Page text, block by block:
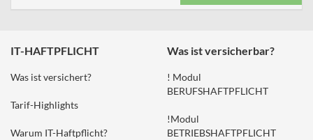
IT-HAFTPFLICHT
Was ist versichert?
Tarif-Highlights
Warum IT-Haftpflicht?
Was ist versicherbar?
! Modul
BERUFSHAFTPFLICHT
!Modul
BETRIEBSHAFTPFLICHT